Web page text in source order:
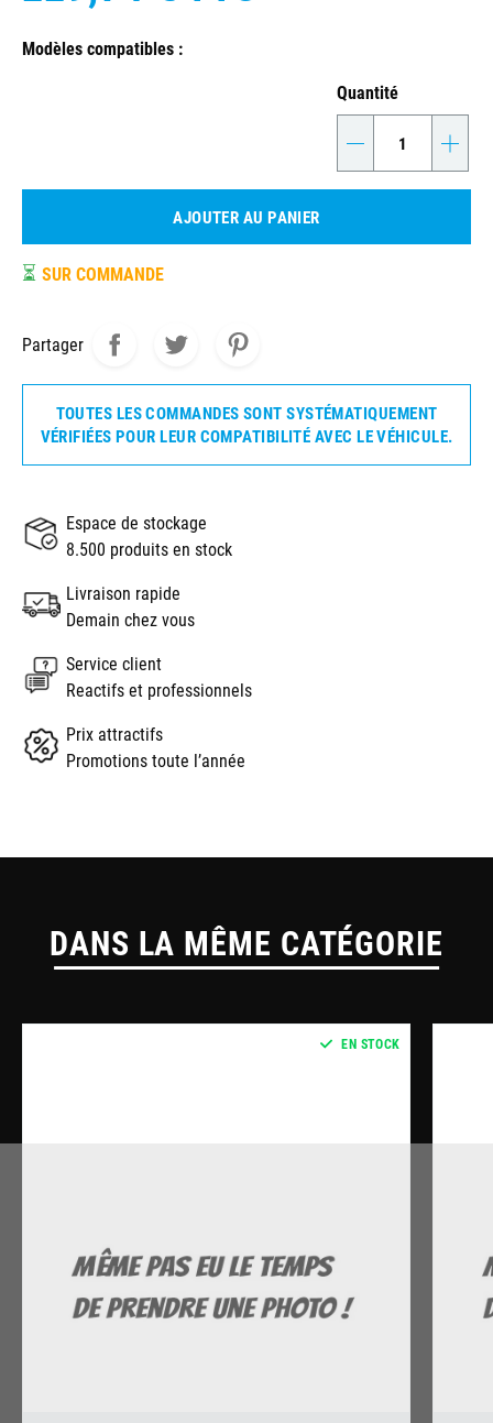
Modèles compatibles :
Quantité
- +
AJOUTER AU PANIER
⏳ SUR COMMANDE
Partager
TOUTES LES COMMANDES SONT SYSTÉMATIQUEMENT
VÉRIFIÉES POUR LEUR COMPATIBILITÉ AVEC LE VÉHICULE.
Espace de stockage
8.500 produits en stock
Livraison rapide
Demain chez vous
Service client
Reactifs et professionnels
Prix attractifs
Promotions toute l’année
DANS LA MÊME CATÉGORIE
EN STOCK